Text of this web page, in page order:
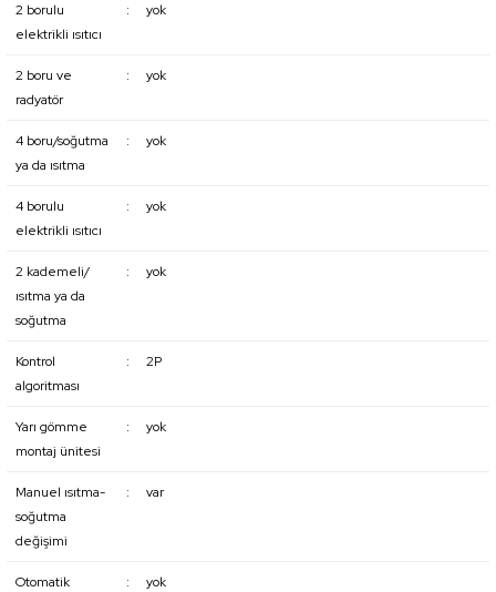
2 borulu
elektrikli ısıtıcı
: yok
2 boru ve
radyatör
: yok
4 boru/soğutma
ya da ısıtma
: yok
4 borulu
elektrikli ısıtıcı
: yok
2 kademeli/
ısıtma ya da
soğutma
: yok
Kontrol
algoritması
: 2P
Yarı gömme
montaj ünitesi
: yok
Manuel ısıtma-
soğutma
değişimi
: var
Otomatik
: yok